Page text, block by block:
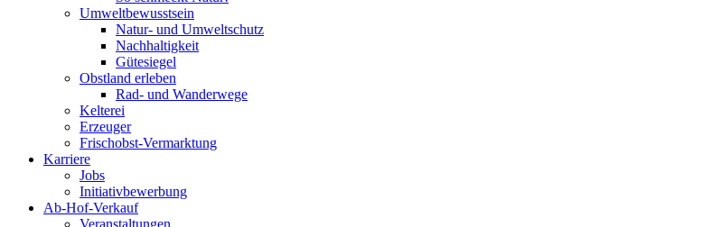
Umweltbewusstsein
Natur- und Umweltschutz
Nachhaltigkeit
Gütesiegel
Obstland erleben
Rad- und Wanderwege
Kelterei
Erzeuger
Frischobst-Vermarktung
Karriere
Jobs
Initiativbewerbung
Ab-Hof-Verkauf
Veranstaltungen